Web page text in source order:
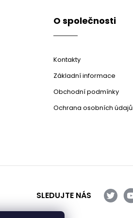
O společnosti
Kontakty
Základní informace
Obchodní podmínky
Ochrana osobních údajů
SLEDUJTE NÁS